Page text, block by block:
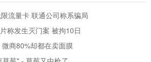
流量卡 联通公司称系骗局
称发生灭门案 被拘10日
商80%却都在卖面膜